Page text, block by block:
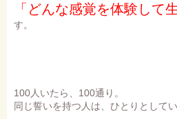
「どんな感覚を体験して
す。
100人いたら、100通り。
同じ誓いを持つ人は、ひとりとしてい